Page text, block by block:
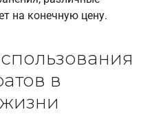
на конечную цену.
в